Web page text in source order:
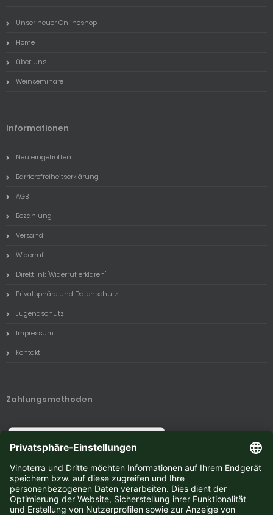
Unser neuer Onlineshop
Home
über uns
Weinseminare
Informationen
Neu eingetroffen
Barrierefreiheitserklärung
AGB
Bezahlung
Versand
Widerruf
Direktlink "Widerruf erklären"
Privatsphäre und Datenschutz
Jugendschutz
Impressum
Kontakt
Zahlungsmethoden
Newsletter-Anmeldung